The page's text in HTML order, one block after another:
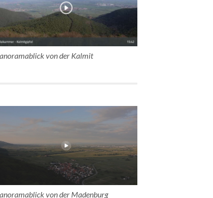
von der Kalmit
von der Madenburg